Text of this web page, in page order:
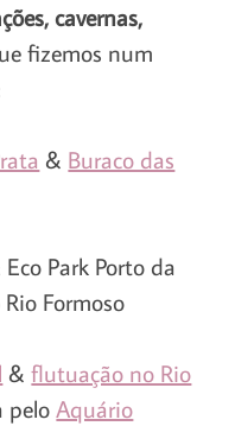
cavernas,
fizemos num
& Buraco das
Park Porto da
Formoso
&flutuação no Rio
peloAquário